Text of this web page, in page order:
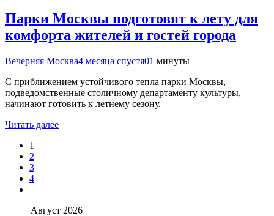
Парки Москвы подготовят к лету для
комфорта жителей и гостей города
Вечерняя Москва4 месяца спустя01 минуты
С приближением устойчивого тепла парки Москвы,
подведомственные столичному департаменту культуры,
начинают готовить к летнему сезону.
Читать далее
1
2
3
4
Август 2026